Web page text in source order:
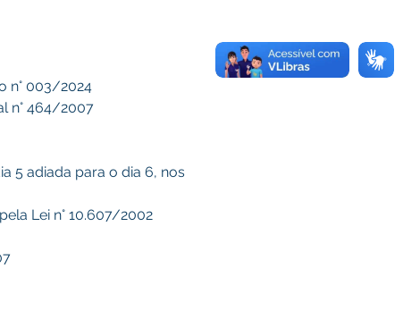
n° 003/2024
n° 464/2007
5 adiada para o dia 6, nos
Lei n° 10.607/2002